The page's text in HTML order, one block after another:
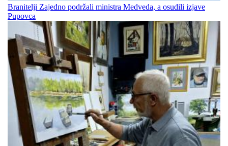
Branitelji Zajedno podržali ministra Medveda, a osudili izjave
Pupovca